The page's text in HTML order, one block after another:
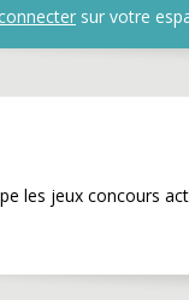
sur votre
les jeux concours